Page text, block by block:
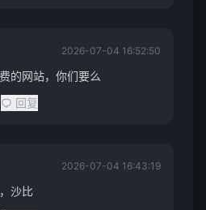
2026-07-04 16:52:50
的网站，你们要么
回复
2026-07-04 16:43:19
沙比